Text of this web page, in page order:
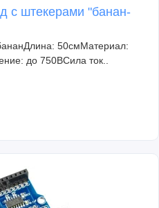
с штекерами "банан-
50смМатериал:
до 750ВСила ток..